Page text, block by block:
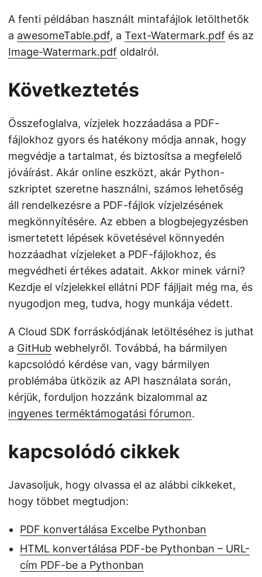
A fenti példában használt mintafájlok letölthetők
a awesomeTable.pdf, a Text-Watermark.pdf és az
Image-Watermark.pdf oldalról.
Következtetés
Összefoglalva, vízjelek hozzáadása a PDF-
fájlokhoz gyors és hatékony módja annak, hogy
megvédje a tartalmat, és biztosítsa a megfelelő
jóváírást. Akár online eszközt, akár Python-
szkriptet szeretne használni, számos lehetőség
áll rendelkezésre a PDF-fájlok vízjelzésének
megkönnyítésére. Az ebben a blogbejegyzésben
ismertetett lépések követésével könnyedén
hozzáadhat vízjeleket a PDF-fájlokhoz, és
megvédheti értékes adatait. Akkor minek várni?
Kezdje el vízjelekkel ellátni PDF fájljait még ma, és
nyugodjon meg, tudva, hogy munkája védett.
A Cloud SDK forráskódjának letöltéséhez is juthat
a GitHub webhelyről. Továbbá, ha bármilyen
kapcsolódó kérdése van, vagy bármilyen
problémába ütközik az API használata során,
kérjük, forduljon hozzánk bizalommal az
ingyenes terméktámogatási fórumon.
kapcsolódó cikkek
Javasoljuk, hogy olvassa el az alábbi cikkeket,
hogy többet megtudjon:
PDF konvertálása Excelbe Pythonban
HTML konvertálása PDF-be Pythonban – URL-
cím PDF-be a Pythonban